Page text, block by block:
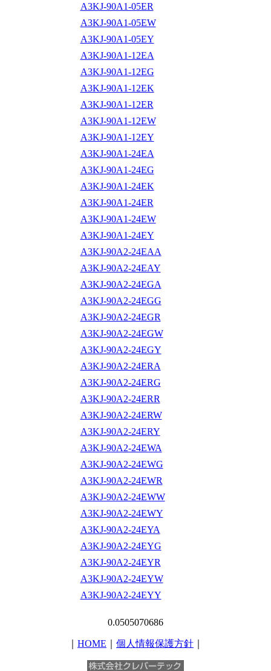
A3KJ-90A1-05ER
A3KJ-90A1-05EW
A3KJ-90A1-05EY
A3KJ-90A1-12EA
A3KJ-90A1-12EG
A3KJ-90A1-12EK
A3KJ-90A1-12ER
A3KJ-90A1-12EW
A3KJ-90A1-12EY
A3KJ-90A1-24EA
A3KJ-90A1-24EG
A3KJ-90A1-24EK
A3KJ-90A1-24ER
A3KJ-90A1-24EW
A3KJ-90A1-24EY
A3KJ-90A2-24EAA
A3KJ-90A2-24EAY
A3KJ-90A2-24EGA
A3KJ-90A2-24EGG
A3KJ-90A2-24EGR
A3KJ-90A2-24EGW
A3KJ-90A2-24EGY
A3KJ-90A2-24ERA
A3KJ-90A2-24ERG
A3KJ-90A2-24ERR
A3KJ-90A2-24ERW
A3KJ-90A2-24ERY
A3KJ-90A2-24EWA
A3KJ-90A2-24EWG
A3KJ-90A2-24EWR
A3KJ-90A2-24EWW
A3KJ-90A2-24EWY
A3KJ-90A2-24EYA
A3KJ-90A2-24EYG
A3KJ-90A2-24EYR
A3KJ-90A2-24EYW
A3KJ-90A2-24EYY
0.0505070686
HOME 個人情報保護方針